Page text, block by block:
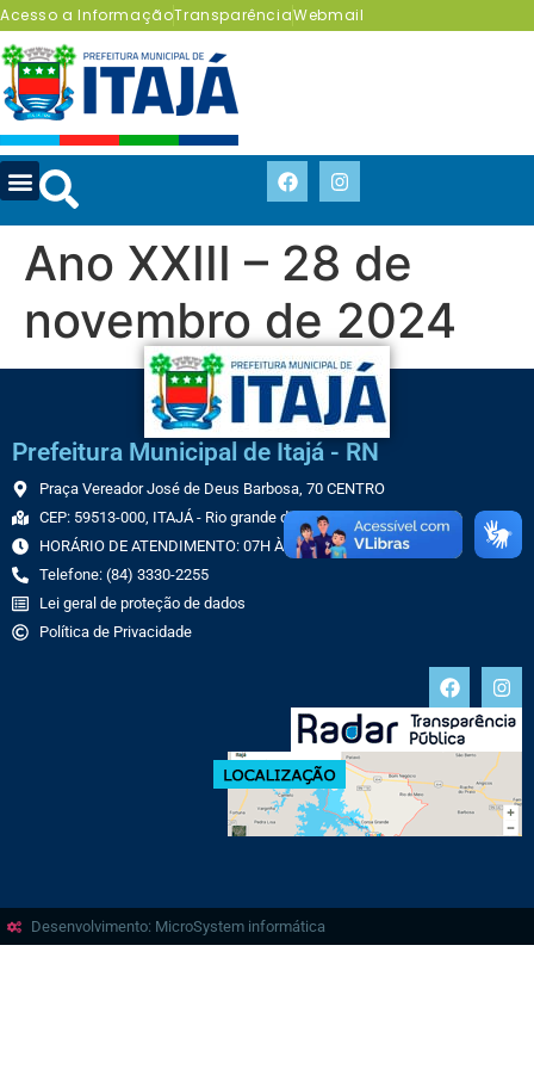
Acesso a InformaçãoTransparênciaWebmail
Ano XXIII – 28 de
novembro de 2024
Prefeitura Municipal de Itajá - RN
Praça Vereador José de Deus Barbosa, 70 CENTRO
CEP: 59513-000, ITAJÁ - Rio grande do Norte
HORÁRIO DE ATENDIMENTO: 07H ÀS 13H
Telefone: (84) 3330-2255
Lei geral de proteção de dados
Política de Privacidade
Desenvolvimento: MicroSystem informática